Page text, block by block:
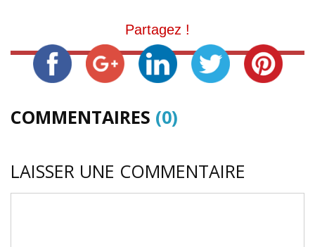
Partagez !
COMMENTAIRES (0)
LAISSER UNE COMMENTAIRE